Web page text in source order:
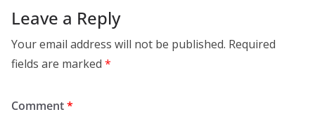
Leave a Reply
Your email address will not be published. Required
fields are marked *
Comment*